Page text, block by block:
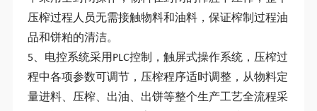
压榨过程人员无需接触物料和油料，保证榨制过程油
品和饼粕的清洁。
5、电控系统采用PLC控制，触屏式操作系统，压榨过
程中各项参数可调节，压榨程序适时调整，从物料定
量进料、压榨、出油、出饼等整个生产工艺全流程采